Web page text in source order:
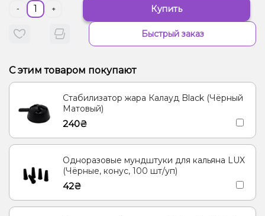
- + Купить
Быстрый заказ
С этим товаром покупают
Стабилизатор жара Калауд Black (Чёрный
Матовый)
240₴
Одноразовые мундштуки для кальяна LUX
(Чёрные, конус, 100 шт/уп)
42₴